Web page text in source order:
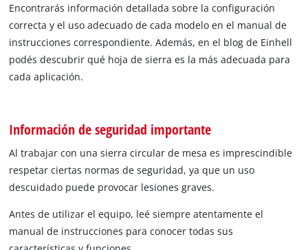
Encontrarás información detallada sobre la configuración
correcta y el uso adecuado de cada modelo en el manual de
instrucciones correspondiente. Además, en el blog de Einhell
podés descubrir qué hoja de sierra es la más adecuada para
cada aplicación.
Información de seguridad importante
Al trabajar con una sierra circular de mesa es imprescindible
respetar ciertas normas de seguridad, ya que un uso
descuidado puede provocar lesiones graves.
Antes de utilizar el equipo, leé siempre atentamente el
manual de instrucciones para conocer todas sus